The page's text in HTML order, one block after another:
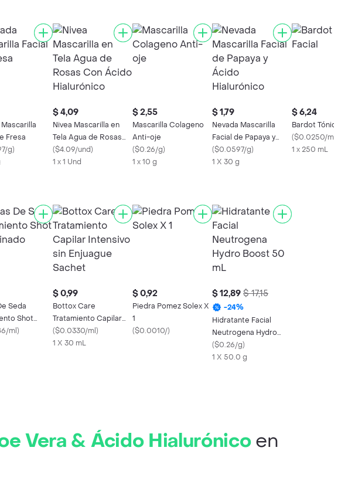
Fresa
g)
$ 4,09
Nivea Mascarilla en
Tela Agua de Rosas
Con Ácido Hialurónico
($4.09/und)
1 x 1 Und
$ 2,55
Mascarilla Colageno
Anti-oje
($0.26/g)
1 x 10 g
$ 1,79
Nevada Mascarilla
Facial de Papaya y
Ácido Hialurónico
($0.0597/g)
1 X 30 g
$ 6,24
Bardot Tónico
($0.0250/ml
1 x 250 mL
Seda
Shot
ml)
$ 0,99
Bottox Care
Tratamiento Capilar
Intensivo sin Enjuague
Sachet
($0.0330/ml)
1 X 30 mL
$ 0,92
Piedra Pomez Solex X
1
($0.0010/)
$ 12,89 $ 17,15
-24%
Hidratante Facial
Neutrogena Hydro
Boost 50 mL
($0.26/g)
1 X 50.0 g
Vera & Ácido Hialurónicoen